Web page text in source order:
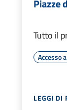
Piazze
Tutto il
Accesso
LEGGI DI